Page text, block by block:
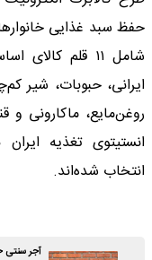
حفظ سبد غذایی
شامل ۱۱ قلم
ایرانی، حبوبات، شیر
روغن‌مایع، ماکارونی
انستیتوی تغذیه
انتخاب شده‌اند.
آجر سنتی حیدری 3 نسل